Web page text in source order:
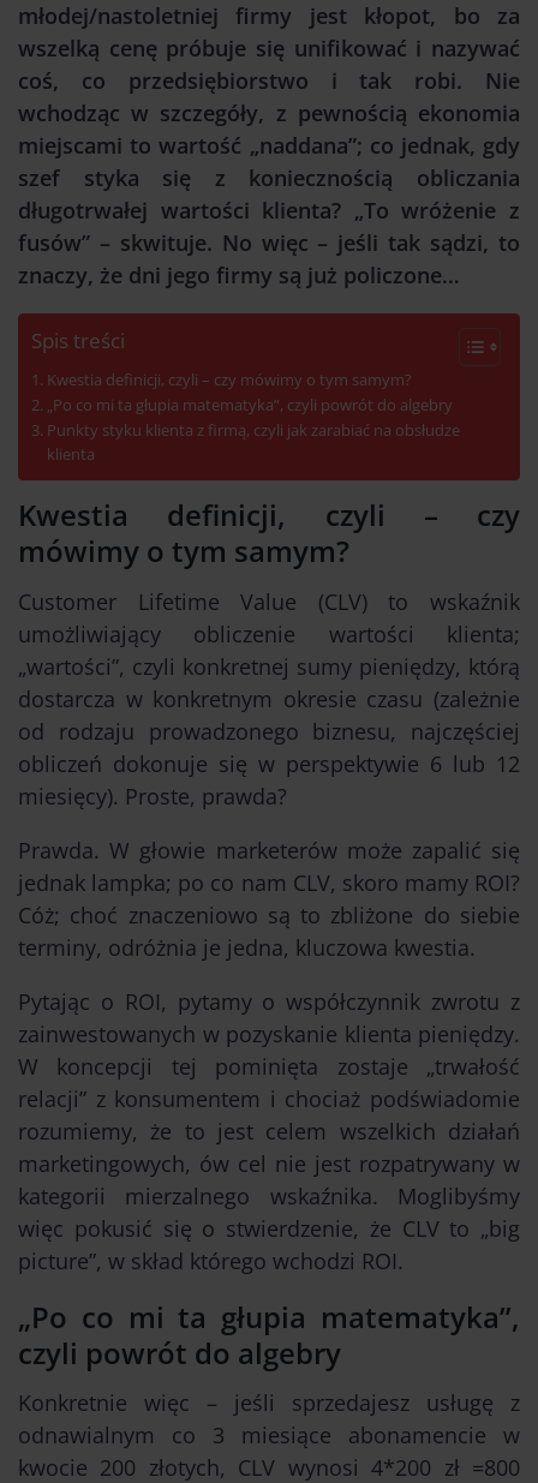
młodej/nastoletniej firmy jest kłopot, bo za
wszelką cenę próbuje się unifikować i nazywać
coś, co przedsiębiorstwo i tak robi. Nie
wchodząc w szczegóły, z pewnością ekonomia
miejscami to wartość „naddana”; co jednak, gdy
szef styka się z koniecznością obliczania
długotrwałej wartości klienta? „To wróżenie z
fusów” – skwituje. No więc – jeśli tak sądzi, to
znaczy, że dni jego firmy są już policzone…
Spis treści
Kwestia definicji, czyli – czy mówimy o tym samym?
„Po co mi ta głupia matematyka”, czyli powrót do algebry
Punkty styku klienta z firmą, czyli jak zarabiać na obsłudze
klienta
Kwestia definicji, czyli – czy
mówimy o tym samym?
Customer Lifetime Value (CLV) to wskaźnik
umożliwiający obliczenie wartości klienta;
„wartości”, czyli konkretnej sumy pieniędzy, którą
dostarcza w konkretnym okresie czasu (zależnie
od rodzaju prowadzonego biznesu, najczęściej
obliczeń dokonuje się w perspektywie 6 lub 12
miesięcy). Proste, prawda?
Prawda. W głowie marketerów może zapalić się
jednak lampka; po co nam CLV, skoro mamy ROI?
Cóż; choć znaczeniowo są to zbliżone do siebie
terminy, odróżnia je jedna, kluczowa kwestia.
Pytając o ROI, pytamy o współczynnik zwrotu z
zainwestowanych w pozyskanie klienta pieniędzy.
W koncepcji tej pominięta zostaje „trwałość
relacji” z konsumentem i chociaż podświadomie
rozumiemy, że to jest celem wszelkich działań
marketingowych, ów cel nie jest rozpatrywany w
kategorii mierzalnego wskaźnika. Moglibyśmy
więc pokusić się o stwierdzenie, że CLV to „big
picture”, w skład którego wchodzi ROI.
„Po co mi ta głupia matematyka”,
czyli powrót do algebry
Konkretnie więc – jeśli sprzedajesz usługę z
odnawialnym co 3 miesiące abonamencie w
kwocie 200 złotych, CLV wynosi 4*200 zł =800